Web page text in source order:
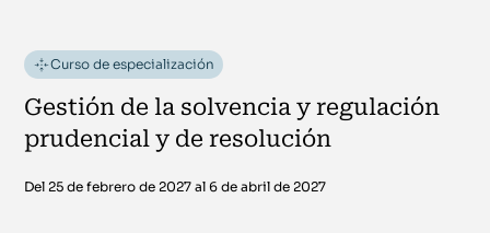
Curso de especialización
Gestión de la solvencia y regulación
prudencial y de resolución
Del 25 de febrero de 2027 al 6 de abril de 2027